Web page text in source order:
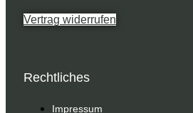
Vertrag widerrufen
Rechtliches
Impressum